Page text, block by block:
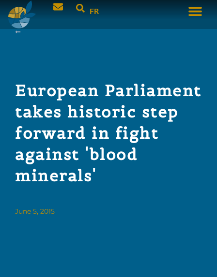
FR
European Parliament
takes historic step
forward in fight
against 'blood
minerals'
June 5, 2015